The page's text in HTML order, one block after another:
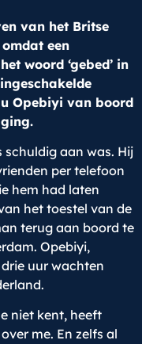
van het Britse
een
woord ‘gebed’ in
Opebiyi van boord
schuldig aan was. Hij
per telefoon
hem had laten
het toestel van de
terug aan boord te
Opebiyi,
uur wachten
niet kent, heeft
me. En zelfs al